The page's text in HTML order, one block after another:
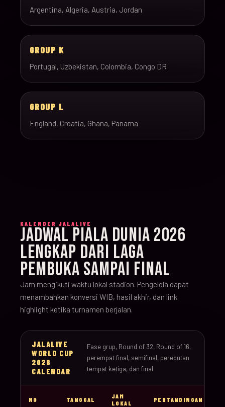
Argentina, Algeria, Austria, Jordan
GROUP K
Portugal, Uzbekistan, Colombia, Congo DR
GROUP L
England, Croatia, Ghana, Panama
KALENDER JALALIVE
JADWAL PIALA DUNIA 2026
LENGKAP DARI LAGA
PEMBUKA SAMPAI FINAL
Jam mengikuti waktu lokal stadion. Pengelola dapat
menambahkan konversi WIB, hasil akhir, dan link
highlight ketika turnamen berjalan.
JALALIVE
WORLD CUP
2026
CALENDAR
Fase grup, Round of 32, Round of 16,
perempat final, semifinal, perebutan
tempat ketiga, dan final
NO TANGGAL
JAM
LOKAL
PERTANDINGAN